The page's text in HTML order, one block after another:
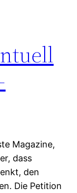
Magazine,
dass
den
Die Petition